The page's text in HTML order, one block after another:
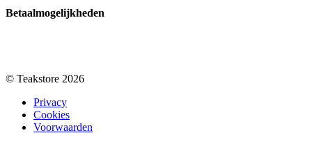
Betaalmogelijkheden
© Teakstore 2026
Privacy
Cookies
Voorwaarden